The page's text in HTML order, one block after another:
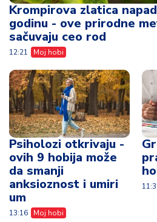
Krompirova zlatica
godinu - ove prirodne
sačuvaju ceo rod
12:21 Moj hobi
Psiholozi otkrivaju -
ovih 9 hobija može
da smanji
anksioznost i umiri
um
13:16 Moj hobi